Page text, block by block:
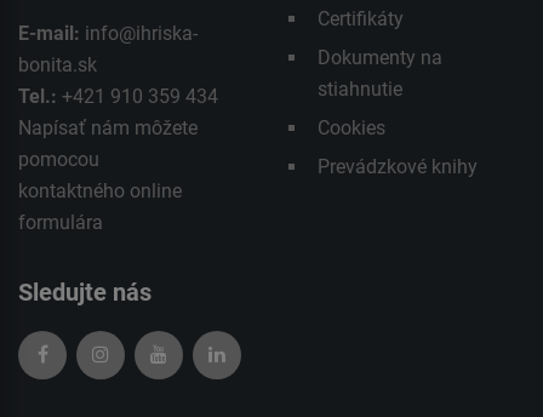
E-mail: info@ihriska-
bonita.sk
Tel.: +421 910 359 434
Napísať nám môžete
pomocou
kontaktného online
formulára
Certifikáty
Dokumenty na
stiahnutie
Cookies
Prevádzkové knihy
Sledujte nás